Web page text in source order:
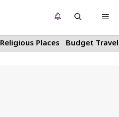
Religious Places Budget Travel